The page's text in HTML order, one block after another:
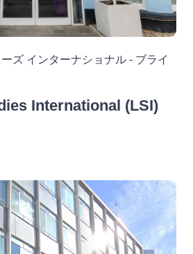
ズ インターナショナル - ブライ
International (LSI)